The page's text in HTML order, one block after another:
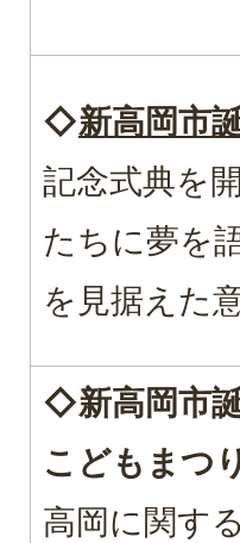
◇新高岡市
記念式典を
たちに夢を
を見据えた
◇新高岡市
こどもまつり
高岡に関す